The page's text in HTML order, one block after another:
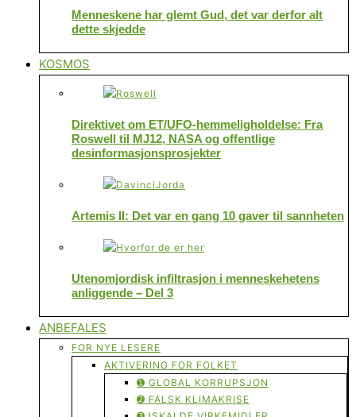
Menneskene har glemt Gud, det var derfor alt
dette skjedde
KOSMOS
Direktivet om ET/UFO-hemmeligholdelse: Fra
Roswell til MJ12, NASA og offentlige
desinformasjonsprosjekter
Artemis II: Det var en gang 10 gaver til sannheten
Utenomjordisk infiltrasjon i menneskehetens
anliggende – Del 3
ANBEFALES
FOR NYE LESERE
AKTIVERING FOR FOLKET
➊ GLOBAL KORRUPSJON
➋ FALSK KLIMAKRISE